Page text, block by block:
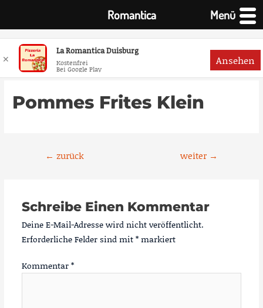
Zum
springen
Pommes Frites Klein
Beitragsnavigation
← zurück weiter →
Schreibe Einen Kommentar
Deine E-Mail-Adresse wird nicht veröffentlicht.
Erforderliche Felder sind mit*markiert
Kommentar*
Romantica Menü
✕
La Romantica Duisburg
Kostenfrei
Bei Google Play
Ansehen